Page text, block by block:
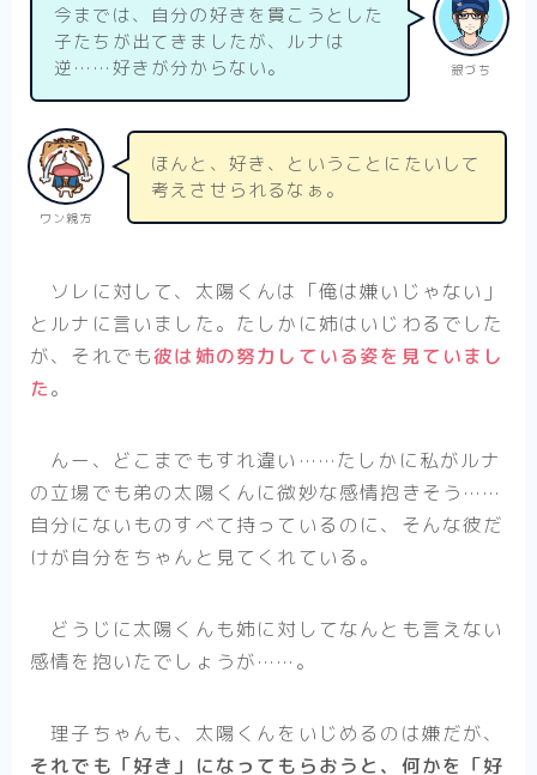
銀づち
今までは、自分の好きを貫こうとした
子たちが出てきましたが、ルナは
逆……好きが分からない。
ワン親方
ほんと、好き、ということにたいして
考えさせられるなぁ。
ソレに対して、太陽くんは「俺は嫌いじゃない」
とルナに言いました。たしかに姉はいじわるでした
が、それでも彼は姉の努力している姿を見ていまし
た。
んー、どこまでもすれ違い……たしかに私がルナ
の立場でも弟の太陽くんに微妙な感情抱きそう……
自分にないものすべて持っているのに、そんな彼だ
けが自分をちゃんと見てくれている。
どうじに太陽くんも姉に対してなんとも言えない
感情を抱いたでしょうが……。
理子ちゃんも、太陽くんをいじめるのは嫌だが、
それでも「好き」になってもらおうと、何かを「好